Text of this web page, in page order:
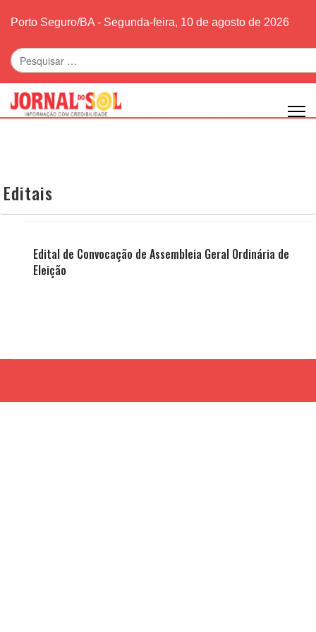
Porto Seguro/BA - Segunda-feira, 10 de agosto de 2026
Pesquisar
Editais
Edital de Convocação de Assembleia Geral Ordinária de
Eleição